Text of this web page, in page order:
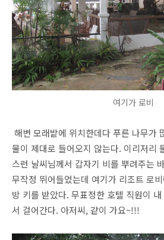
여기가 로비
해변 모래밭에 위치한데다 푸른 나무가
물이 제대로 들어오지 않는다. 이리저리
스런 날씨님께서 갑자기 비를 뿌려주는
무작정 뛰어들었는데 여기가 리조트 로
방 키를 받았다. 무표정한 호텔 직원이
서 걸어간다. 아저씨, 같이 가요~!!!